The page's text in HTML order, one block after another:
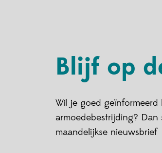
Blijf op
Wil je goed
armoedebestrijding?
maandelijkse nieuwsbrief